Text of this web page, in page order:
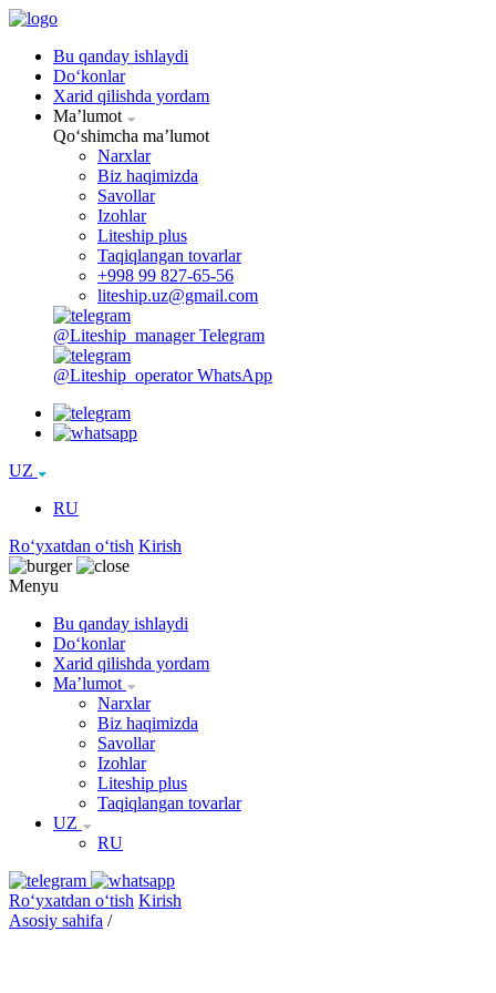
Bu qanday ishlaydi
Doʻkonlar
Xarid qilishda yordam
Maʼlumot
Qoʻshimcha maʼlumot
Narxlar
Biz haqimizda
Savollar
Izohlar
Liteship plus
Taqiqlangan tovarlar
+998 99 827-65-56
liteship.uz@gmail.com
@Liteship_manager Telegram
@Liteship_operator WhatsApp
UZ
RU
Roʻyxatdan oʻtish Kirish
Menyu
Bu qanday ishlaydi
Doʻkonlar
Xarid qilishda yordam
Maʼlumot
Narxlar
Biz haqimizda
Savollar
Izohlar
Liteship plus
Taqiqlangan tovarlar
UZ
RU
Roʻyxatdan oʻtish Kirish
Asosiy sahifa /